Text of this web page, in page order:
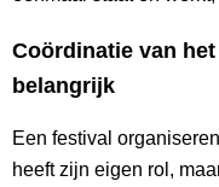
Coördinatie van
belangrijk
Een festival
heeft zijn eigen rol,